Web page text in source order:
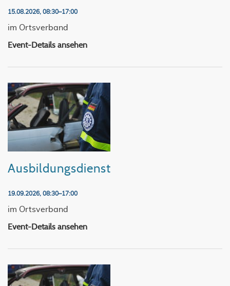
15.08.2026, 08:30–17:00
im Ortsverband
Event-Details ansehen
Ausbildungsdienst
19.09.2026, 08:30–17:00
im Ortsverband
Event-Details ansehen